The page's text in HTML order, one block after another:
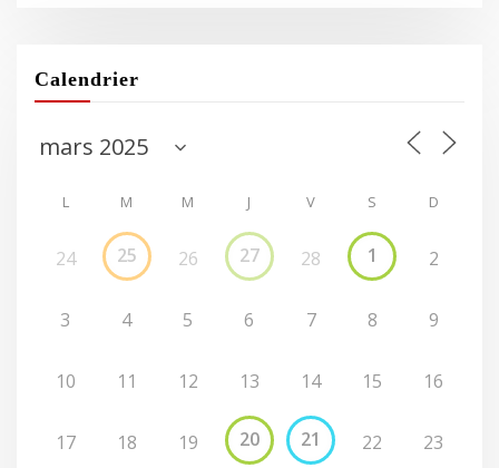
Calendrier
L M M J V S D
24 25 26 27 28 1 2
3 4 5 6 7 8 9
10 11 12 13 14 15 16
17 18 19 20 21 22 23